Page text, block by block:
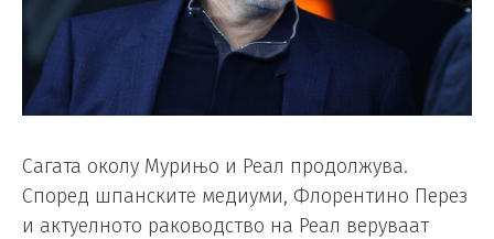
Сагата околу Мурињо и Реал продолжува.
Според шпанските медиуми, Флорентино Перез
и актуелното раководство на Реал веруваат